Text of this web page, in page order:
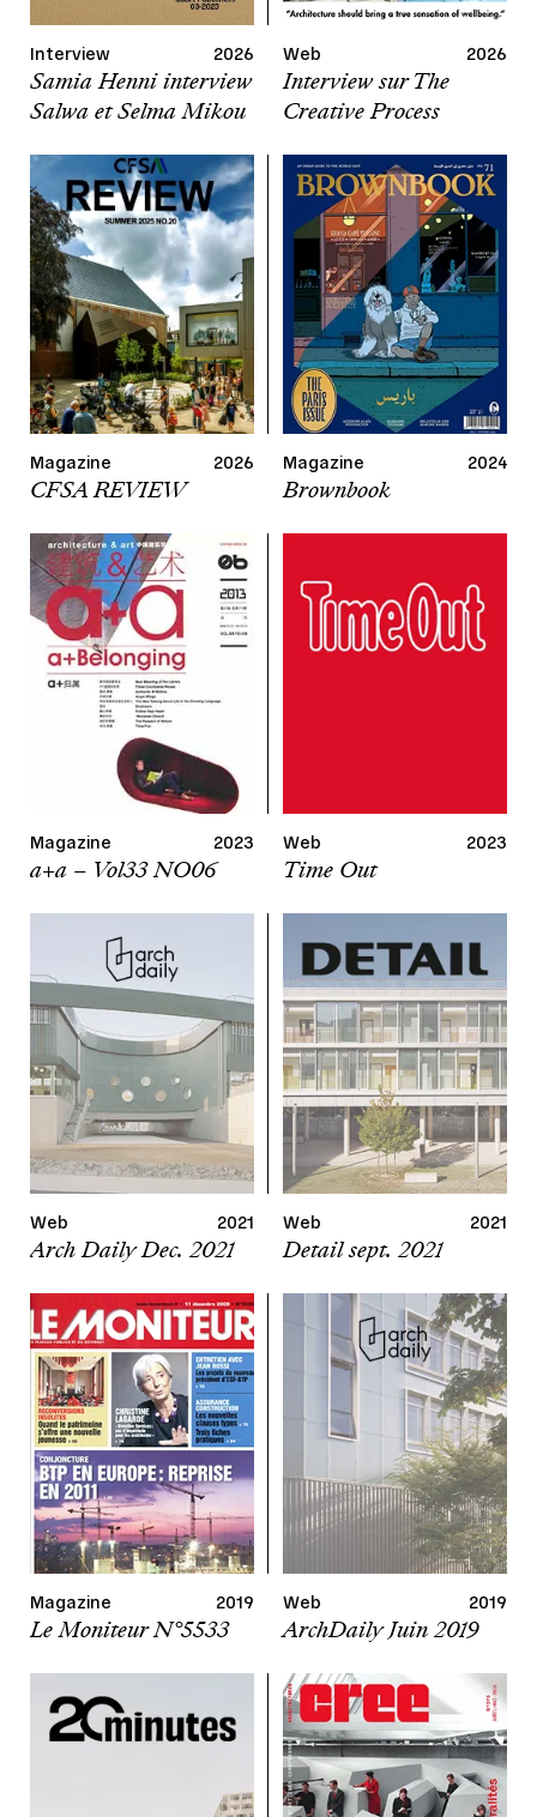
Interview 2026
Samia Henni interview
Salwa et Selma Mikou
Web 2026
Interview sur The
Creative Process
Magazine 2026
CFSA REVIEW
Magazine 2024
Brownbook
Magazine 2023
a+a – Vol33 NO06
Web 2023
Time Out
Web 2021
Arch Daily Dec. 2021
Web 2021
Detail sept. 2021
Magazine 2019
Le Moniteur N°5533
Web 2019
ArchDaily Juin 2019